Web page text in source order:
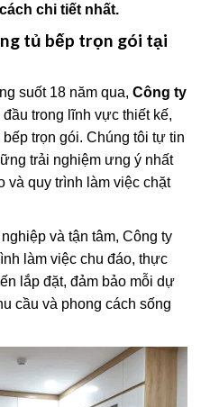
chi tiết nhất.
tủ bếp trọn gói tại
suốt 18 năm qua, Công ty
trong lĩnh vực thiết kế,
trọn gói. Chúng tôi tự tin
trải nghiệm ưng ý nhất
và quy trình làm việc chặt
và tận tâm, Công ty
làm việc chu đáo, thực
lắp đặt, đảm bảo mỗi dự
cầu và phong cách sống